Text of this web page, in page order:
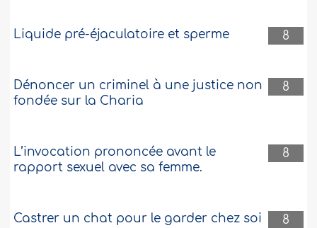
8
Liquide pré-éjaculatoire et sperme
8
Dénoncer un criminel à une justice non
fondée sur la Charia
8
L’invocation prononcée avant le
rapport sexuel avec sa femme.
8
Castrer un chat pour le garder chez soi